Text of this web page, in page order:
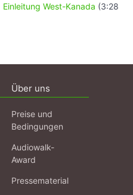
Einleitung West-Kanada (3:28
Über uns
Preise und
Bedingungen
Audiowalk-
Award
Pressematerial